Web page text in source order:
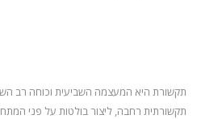
תקשורת היא המעצמה השביעית וכוחה רב
תקשורתית רחבה, ליצור בולטות על פני